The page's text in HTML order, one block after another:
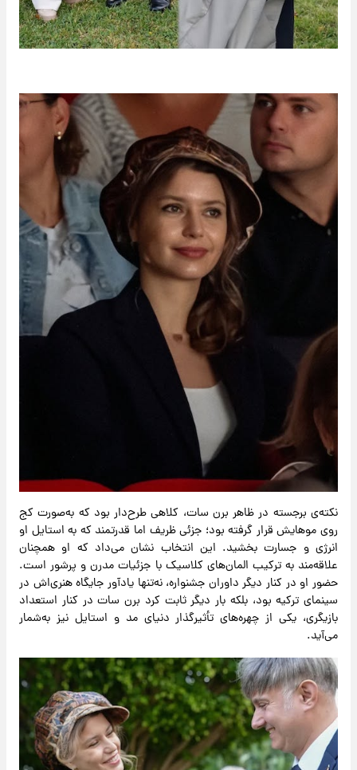
نکته‌ی برجسته در ظاهر برن سات، کلاهی طرح‌دار بود که به‌صورت کج
روی موهایش قرار گرفته بود؛ جزئی ظریف اما قدرتمند که به استایل او
انرژی و جسارت بخشید. این انتخاب نشان می‌داد که او همچنان
علاقه‌مند به ترکیب المان‌های کلاسیک با جزئیات مدرن و پرشور است.
حضور او در کنار دیگر داوران جشنواره، نه‌تنها یادآور جایگاه هنری‌اش در
سینمای ترکیه بود، بلکه بار دیگر ثابت کرد برن سات در کنار استعداد
بازیگری، یکی از چهره‌های تأثیرگذار دنیای مد و استایل نیز به‌شمار
می‌آید.